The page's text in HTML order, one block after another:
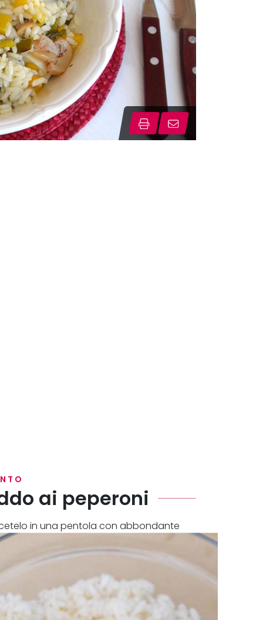
ai peperoni
in una pentola con abbondante
raffreddare.